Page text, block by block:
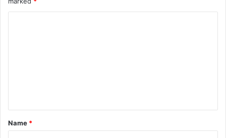
Name *